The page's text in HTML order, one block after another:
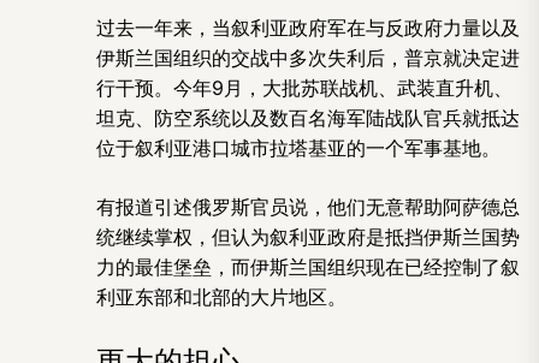
过去一年来，当叙利亚政府军在与反政府力量以及
伊斯兰国组织的交战中多次失利后，普京就决定进
行干预。今年9月，大批苏联战机、武装直升机、
坦克、防空系统以及数百名海军陆战队官兵就抵达
位于叙利亚港口城市拉塔基亚的一个军事基地。
有报道引述俄罗斯官员说，他们无意帮助阿萨德总
统继续掌权，但认为叙利亚政府是抵挡伊斯兰国势
力的最佳堡垒，而伊斯兰国组织现在已经控制了叙
利亚东部和北部的大片地区。